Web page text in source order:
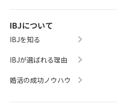
IBJについて
IBJを知る
IBJが選ばれる理由
婚活の成功ノウハウ